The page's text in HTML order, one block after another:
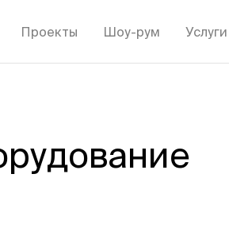
Проекты Шоу-рум Услуги